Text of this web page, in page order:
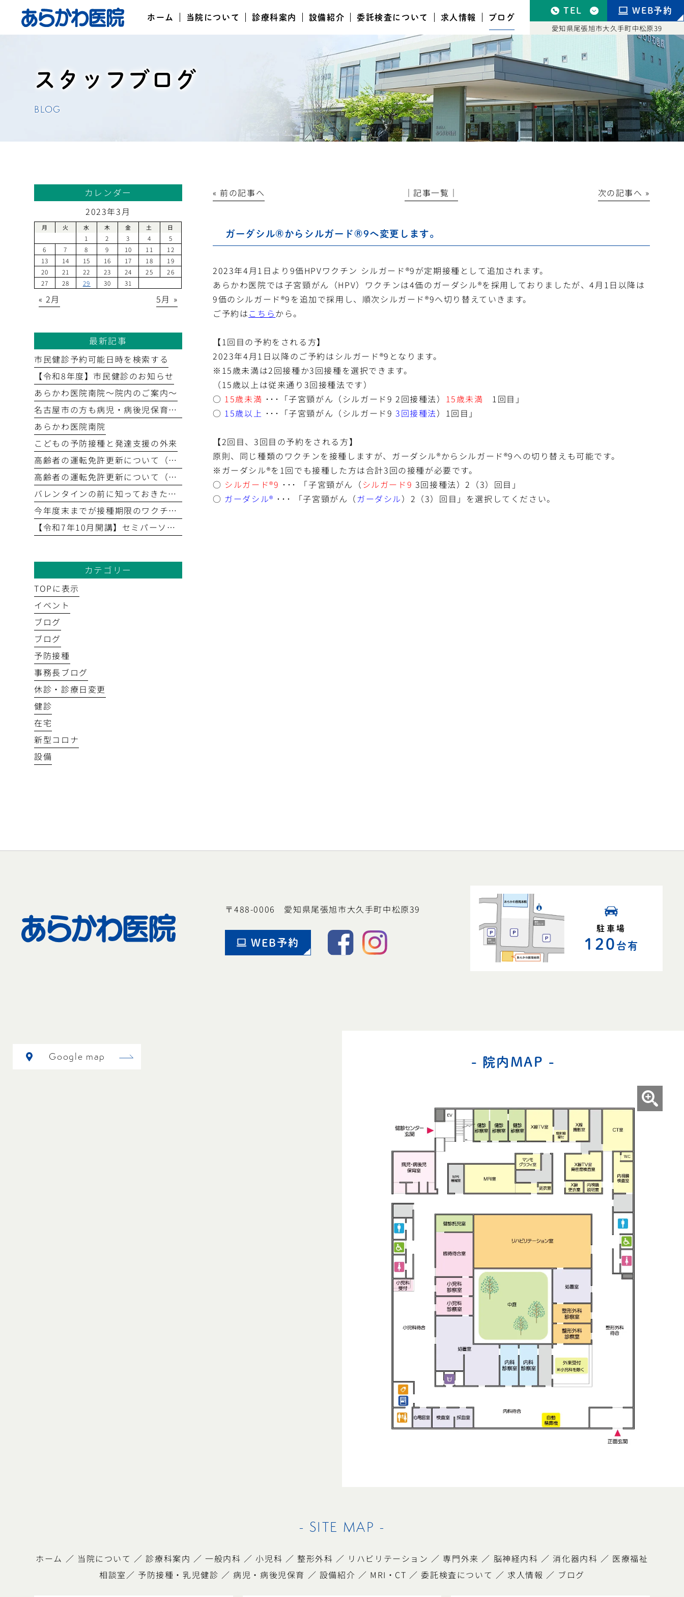
ホーム 当院について 診療科案内 設備紹介 委託検査について 求人情報 ブログ
TEL WEB予約
愛知県尾張旭市大久手町中松原39
スタッフブログ
BLOG
« 前の記事へ │記事一覧│ 次の記事へ »
ガーダシル®からシルガード®9へ変更します。
2023年4月1日より9価HPVワクチン シルガード®9が定期接種として追加されます。
あらかわ医院では子宮頸がん（HPV）ワクチンは4価のガーダシル®を採用しておりましたが、4月1日以降は
9価のシルガード®9を追加で採用し、順次シルガード®9へ切り替えていきます。
ご予約は こちらから。
【1回目の予約をされる方】
2023年4月1日以降のご予約はシルガード®9となります。
※15歳未満は2回接種か3回接種を選択できます。
（15歳以上は従来通り3回接種法です）
○ 15歳未満 ･･･ 「子宮頸がん（シルガード9 2回接種法） 15歳未満 1回目」
○ 15歳以上 ･･･ 「子宮頸がん（シルガード9 3回接種法）1回目」
【2回目、3回目の予約をされる方】
原則、同じ種類のワクチンを接種しますが、ガーダシル®からシルガード®9への切り替えも可能です。
※ガーダシル®を1回でも接種した方は合計3回の接種が必要です。
○ シルガード®9 ･･･ 「子宮頸がん（ シルガード9 3回接種法）2（3）回目」
○ ガーダシル® ･･･ 「子宮頸がん（ガーダシル）2（3）回目」を選択してください。
カレンダー
2023年3月
月 火 水 木 金 土 日
1 2 3 4
5
6
7 8 9 10 11
12
13
14 15 16 17 18
19
20
21 22 23 24 25
26
27
28 29 30 31
« 2月 5月 »
最新記事
市民健診予約可能日時を検索する
【令和8年度】市民健診のお知らせ
あらかわ医院南院～院内のご案内～
名古屋市の方も病児・病後児保育室を利用できます
あらかわ医院南院
こどもの予防接種と発達支援の外来
高齢者の運転免許更新について（後編）
高齢者の運転免許更新について（前編）
バレンタインの前に知っておきたい！「血糖値」とチョコレートの食べ方
今年度末までが接種期限のワクチンがあります（2026年3月31日まで）
【令和7年10月開講】セミパーソナルフィットネス｜初回無料体験あり
カテゴリー
TOPに表示
イベント
ブログ
ブログ
予防接種
事務長ブログ
休診・診療日変更
健診
在宅
新型コロナ
設備
〒488-0006 愛知県尾張旭市大久手町中松原39
WEB予約
駐車場
120 台有
Google map - 院内MAP -
- SITE MAP -
ホーム ／ 当院について ／診療科案内 ／一般内科 ／小児科 ／ 整形外科 ／ リハビリテーション ／ 専門外来 ／ 脳神経内科 ／ 消化器内科 ／ 医療福祉
相談室／ 予防接種・乳児健診 ／病児・病後児保育 ／ 設備紹介 ／ MRI・CT ／委託検査について ／ 求人情報 ／ ブログ